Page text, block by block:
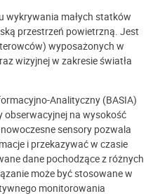
wykrywania małych statków
przestrzeń powietrzną. Jest
wyposażonych w
wizyjnej w zakresie światła
Analityczny (BASIA)
na wysokość
sensory pozwala
i przekazywać w czasie
dane pochodzące z różnych
może być stosowane w
monitorowania